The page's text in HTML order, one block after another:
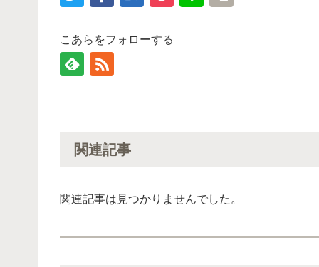
こあらをフォローする
関連記事
関連記事は見つかりませんでした。